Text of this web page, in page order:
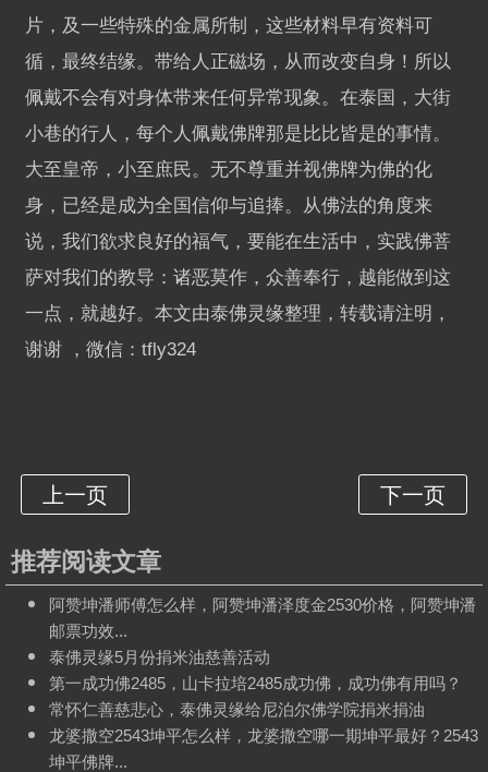
片，及一些特殊的金属所制，这些材料早有资料可
循，最终结缘。带给人正磁场，从而改变自身！所以
佩戴不会有对身体带来任何异常现象。在泰国，大街
小巷的行人，每个人佩戴佛牌那是比比皆是的事情。
大至皇帝，小至庶民。无不尊重并视佛牌为佛的化
身，已经是成为全国信仰与追捧。从佛法的角度来
说，我们欲求良好的福气，要能在生活中，实践佛菩
萨对我们的教导：诸恶莫作，众善奉行，越能做到这
一点，就越好。本文由泰佛灵缘整理，转载请注明，
谢谢 ，微信：tfly324
推荐阅读文章
阿赞坤潘师傅怎么样，阿赞坤潘泽度金2530价格，阿赞坤潘
邮票功效...
泰佛灵缘5月份捐米油慈善活动
第一成功佛2485，山卡拉培2485成功佛，成功佛有用吗？
常怀仁善慈悲心，泰佛灵缘给尼泊尔佛学院捐米捐油
龙婆撒空2543坤平怎么样，龙婆撒空哪一期坤平最好？2543
坤平佛牌...